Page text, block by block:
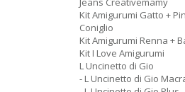
Kit Amigurumi Gatto +
Coniglio
Kit Amigurumi Renna +
Kit I Love Amigurumi
L Uncinetto di Gio
- L Uncinetto di Gio